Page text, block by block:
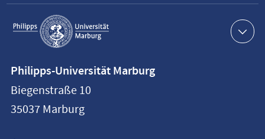
Service-
Navigation
Philipps-
Universität
Marburg
Philipps-Universität Marburg
Biegenstraße 10
35037 Marburg